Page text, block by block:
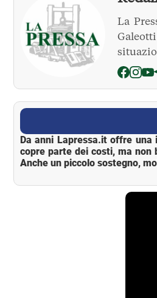
La
La Pressa
Da anni Lapressa.it offre una
copre parte dei costi, ma non
Anche un piccolo sostegno,